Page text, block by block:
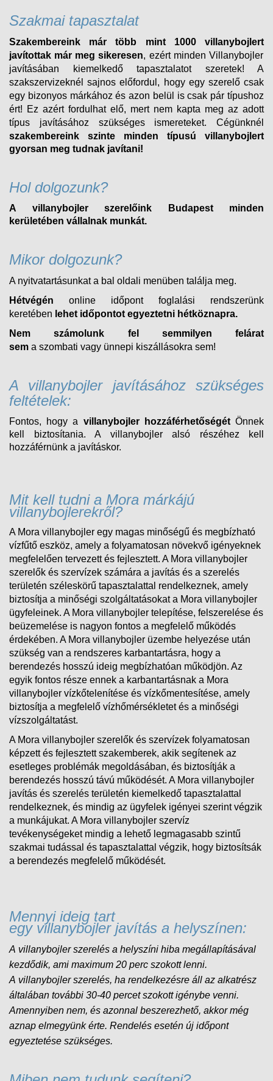
Szakmai tapasztalat
Szakembereink már több mint 1000 villanybojlert
javítottak már meg sikeresen, ezért minden Villanybojler
javításában kiemelkedő tapasztalatot szeretek! A
szakszervizeknél sajnos előfordul, hogy egy szerelő csak
egy bizonyos márkához és azon belül is csak pár típushoz
ért! Ez azért fordulhat elő, mert nem kapta meg az adott
típus javításához szükséges ismereteket. Cégünknél
szakembereink szinte minden típusú villanybojlert
gyorsan meg tudnak javítani!
Hol dolgozunk?
A villanybojler szerelőink Budapest minden
kerületében vállalnak munkát.
Mikor dolgozunk?
A nyitvatartásunkat a bal oldali menüben találja meg.
Hétvégén online időpont foglalási rendszerünk
keretében lehet időpontot egyeztetni hétköznapra.
Nem számolunk fel semmilyen felárat
sem a szombati vagy ünnepi kiszállásokra sem!
A villanybojler javításához szükséges
feltételek:
Fontos, hogy a villanybojler hozzáférhetőségétÖnnek
kell biztosítania. A villanybojler alsó részéhez kell
hozzáférnünk a javításkor.
Mit kell tudni a Mora márkájú
villanybojlerekről?
A Mora villanybojler egy magas minőségű és megbízható
vízfűtő eszköz, amely a folyamatosan növekvő igényeknek
megfelelően tervezett és fejlesztett. A Mora villanybojler
szerelők és szervízek számára a javítás és a szerelés
területén széleskörű tapasztalattal rendelkeznek, amely
biztosítja a minőségi szolgáltatásokat a Mora villanybojler
ügyfeleinek. A Mora villanybojler telepítése, felszerelése és
beüzemelése is nagyon fontos a megfelelő működés
érdekében. A Mora villanybojler üzembe helyezése után
szükség van a rendszeres karbantartásra, hogy a
berendezés hosszú ideig megbízhatóan működjön. Az
egyik fontos része ennek a karbantartásnak a Mora
villanybojler vízkőtelenítése és vízkőmentesítése, amely
biztosítja a megfelelő vízhőmérsékletet és a minőségi
vízszolgáltatást.
A Mora villanybojler szerelők és szervízek folyamatosan
képzett és fejlesztett szakemberek, akik segítenek az
esetleges problémák megoldásában, és biztosítják a
berendezés hosszú távú működését. A Mora villanybojler
javítás és szerelés területén kiemelkedő tapasztalattal
rendelkeznek, és mindig az ügyfelek igényei szerint végzik
a munkájukat. A Mora villanybojler szervíz
tevékenységeket mindig a lehető legmagasabb szintű
szakmai tudással és tapasztalattal végzik, hogy biztosítsák
a berendezés megfelelő működését.
Mennyi ideig tart
egy villanybojler javítás a helyszínen:
A villanybojler szerelés a helyszíni hiba megállapításával
kezdődik, ami maximum 20 perc szokott lenni.
A villanybojlerszerelés, ha rendelkezésre áll az alkatrész
általában további 30-40 percet szokott igénybe venni.
Amennyiben nem, és azonnal beszerezhető, akkor még
aznap elmegyünk érte. Rendelés esetén új időpont
egyeztetése szükséges.